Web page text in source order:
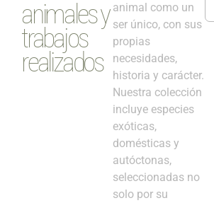
animales y
trabajos
realizados
animal como un
ser único, con sus
propias
necesidades,
historia y carácter.
Nuestra colección
incluye especies
exóticas,
domésticas y
autóctonas,
seleccionadas no
solo por su